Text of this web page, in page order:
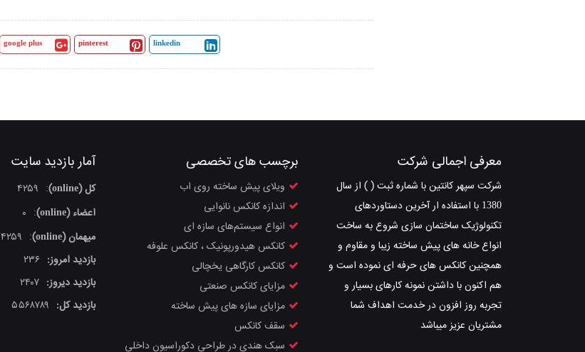
google plus pinterest linkedin
معرفی اجمالی شرکت
شرکت سپهر کانتین با شماره ثبت ( ) از سال
1380 با استفاده ار آخرین دستاوردهای
تکنولوژیک ساختمان سازی شروع به ساخت
انواع خانه های پیش ساخته زیبا و مقاوم و
همچنین کانکس های حرفه ای نموده است و
هم اکنون با داشتن نمونه کارهای بسیار و
تجربه روز افزون در خدمت اهداف شما
مشتریان عزیز میباشد
برچسب های تخصصی
ویلای پیش ساخته روی اب
اندازه کانکس نانوایی
انواع سیستم‌های سازه ای
کانکس هیدورپونیک ، کانکس علوفه
کانکس کارگاهی یخچالی
مزایای کانکس صنعتی
مزایای سازه های پیش ساخته
سقف کانکس
سبک هندی در طراحی دکوراسیون داخلی
آمار بازدید سایت
کل (online) :
۴۲۵۹
اعضاء (online)
:
۰
میهمان (online)
:
۴۲۵۹
بازدید امروز: ۲۳۶
بازدید دیروز: ۲۴۰۷
بازدید کل: ۵۵۶۸۷۸۹